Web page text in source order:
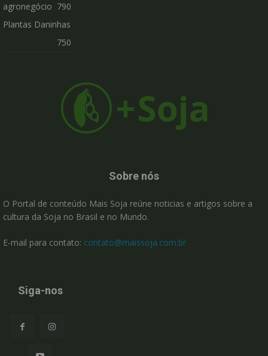
agronegócio 790
Plantas Daninhas
750
Sobre nós
O Portal de conteúdo Mais Soja reúne noticias e artigos sobre a
cultura da Soja no Brasil e no Mundo.
E-mail para contato: contato@maissoja.com.br
Siga-nos